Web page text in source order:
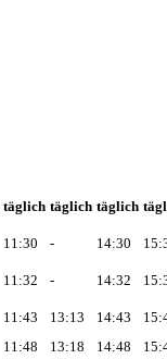
täglich täglich täglich
11:30 - 14:30
11:32 - 14:32
11:43 13:13 14:43
11:48 13:18 14:48